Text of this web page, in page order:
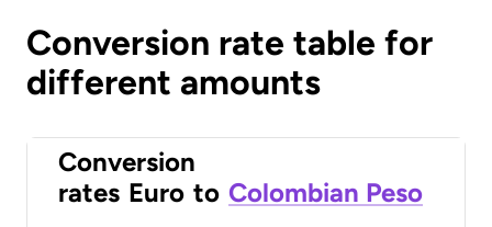
Conversion rate table for
different amounts
Conversion
rates Euro to Colombian Peso